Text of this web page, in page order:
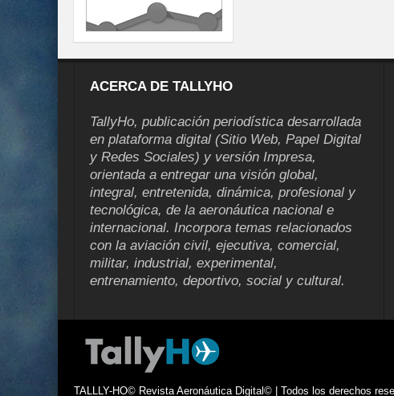
ACERCA DE TALLYHO
TallyHo, publicación periodística desarrollada
en plataforma digital (Sitio Web, Papel Digital
y Redes Sociales) y versión Impresa,
orientada a entregar una visión global,
integral, entretenida, dinámica, profesional y
tecnológica, de la aeronáutica nacional e
internacional. Incorpora temas relacionados
con la aviación civil, ejecutiva, comercial,
militar, industrial, experimental,
entrenamiento, deportivo, social y cultural.
TALLLY-HO© Revista Aeronáutica Digital© | Todos los derechos